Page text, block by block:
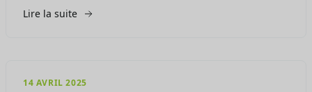
Lire la suite
14 AVRIL 2025